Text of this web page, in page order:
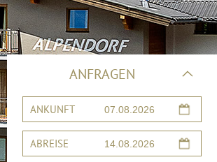
ANFRAGEN
ANKUNFT
ABREISE